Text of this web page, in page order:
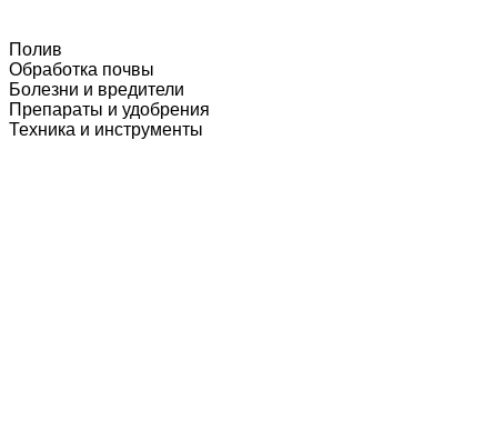
Полив
Обработка почвы
Болезни и вредители
Препараты и удобрения
Техника и инструменты